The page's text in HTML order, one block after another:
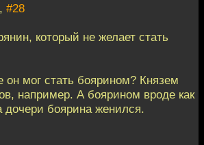
#28
который не желает стать
мог стать боярином? Князем
например. А боярином вроде как
дочери боярина женился.